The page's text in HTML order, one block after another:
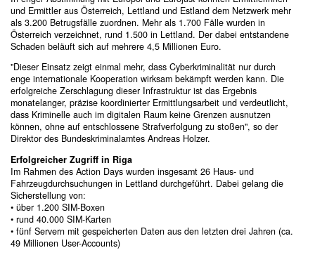
und Ermittler aus Österreich, Lettland und Estland dem Netzwerk mehr
als 3.200 Betrugsfälle zuordnen. Mehr als 1.700 Fälle wurden in
Österreich verzeichnet, rund 1.500 in Lettland. Der dabei entstandene
Schaden beläuft sich auf mehrere 4,5 Millionen Euro.
"Dieser Einsatz zeigt einmal mehr, dass Cyberkriminalität nur durch
enge internationale Kooperation wirksam bekämpft werden kann. Die
erfolgreiche Zerschlagung dieser Infrastruktur ist das Ergebnis
monatelanger, präzise koordinierter Ermittlungsarbeit und verdeutlicht,
dass Kriminelle auch im digitalen Raum keine Grenzen ausnutzen
können, ohne auf entschlossene Strafverfolgung zu stoßen", so der
Direktor des Bundeskriminalamtes Andreas Holzer.
Erfolgreicher Zugriff in Riga
Im Rahmen des Action Days wurden insgesamt 26 Haus- und
Fahrzeugdurchsuchungen in Lettland durchgeführt. Dabei gelang die
Sicherstellung von:
• über 1.200 SIM-Boxen
• rund 40.000 SIM-Karten
• fünf Servern mit gespeicherten Daten aus den letzten drei Jahren (ca.
49 Millionen User-Accounts)